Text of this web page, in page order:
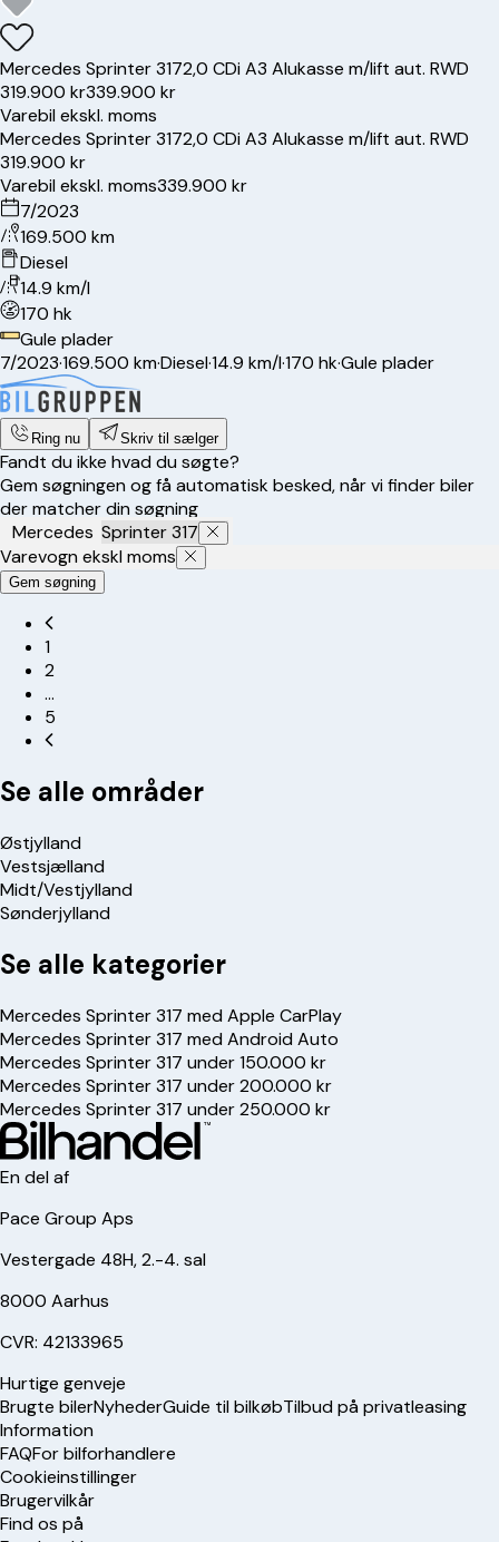
Mercedes Sprinter 3172,0 CDi A3 Alukasse m/lift aut. RWD
319.900 kr339.900 kr
Varebil ekskl. moms
Mercedes Sprinter 3172,0 CDi A3 Alukasse m/lift aut. RWD
319.900 kr
Varebil ekskl. moms339.900 kr
7/2023
169.500 km
Diesel
14.9 km/l
170 hk
Gule plader
7/2023·169.500 km·Diesel·14.9 km/l·170 hk·Gule plader
Ring nu Skriv til sælger
Fandt du ikke hvad du søgte?
Gem søgningen og få automatisk besked, når vi finder biler
der matcher din søgning
Mercedes Sprinter 317
Varevogn ekskl moms
Gem søgning
1
2
…
5
Se alle områder
Østjylland
Vestsjælland
Midt/Vestjylland
Sønderjylland
Se alle kategorier
Mercedes Sprinter 317 med Apple CarPlay
Mercedes Sprinter 317 med Android Auto
Mercedes Sprinter 317 under 150.000 kr
Mercedes Sprinter 317 under 200.000 kr
Mercedes Sprinter 317 under 250.000 kr
En del af
Pace Group Aps
Vestergade 48H, 2.-4. sal
8000 Aarhus
CVR: 42133965
Hurtige genveje
Brugte bilerNyhederGuide til bilkøbTilbud på privatleasing
Information
FAQFor bilforhandlere
Cookieinstillinger
Brugervilkår
Find os på